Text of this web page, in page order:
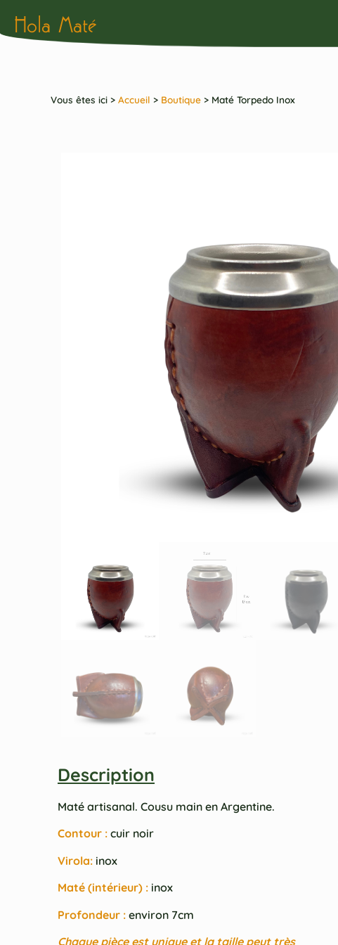
Hola Maté
Vous êtes ici > Accueil > Boutique > Maté Torpedo Inox
Description
Maté artisanal. Cousu main en Argentine.
Contour : cuir noir
Virola: inox
Maté (intérieur) : inox
Profondeur : environ 7cm
Chaque pièce est unique et la taille peut très